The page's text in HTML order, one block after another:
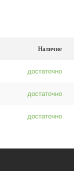
Наличие
достаточно
достаточно
достаточно